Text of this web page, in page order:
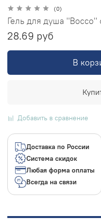
(0)
Гель для душа
28.69 руб
В
Добавить в сравнение
Доставка по России
Система скидок
Любая форма оплаты
Всегда на связи